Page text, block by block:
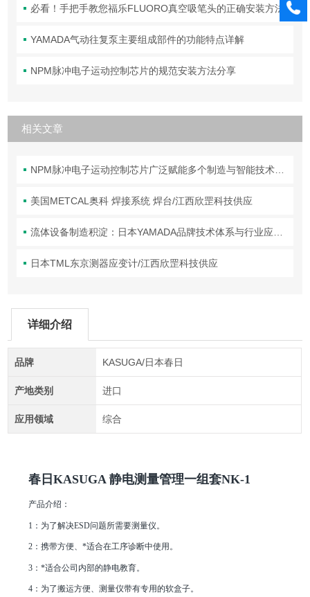
必看！手把手教您福乐FLUORO真空吸笔头的正确安装方法
YAMADA气动往复泵主要组成部件的功能特点详解
NPM脉冲电子运动控制芯片的规范安装方法分享
相关文章
NPM脉冲电子运动控制芯片广泛赋能多个制造与智能技术领域
美国METCAL奥科 焊接系统 焊台/江西欣罡科技供应
流体设备制造积淀：日本YAMADA品牌技术体系与行业应用解析
日本TML东京测器应变计/江西欣罡科技供应
详细介绍
品牌 KASUGA/日本春日
产地类别 进口
应用领域 综合
春日KASUGA 静电测量管理一组套NK-1
产品介绍：
1：为了解决ESD问题所需要测量仪。
2：携带方便、*适合在工序诊断中使用。
3：*适合公司内部的静电教育。
4：为了搬运方便、测量仪带有专用的软盒子。